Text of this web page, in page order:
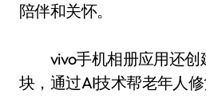
陪伴和关怀。
vivo手机相册应用还创
块，通过AI技术帮老年人